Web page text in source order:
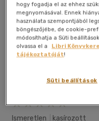
Kívánságlistához adom
Ismeretlen kasírozott
hogy fogadja el az ehhez
megnyomásával. Ennek
használata szempontjából
böngészőjébe, de cookie-
módosíthatja a Süti
olvassa el a
Libri
tájékoztatóját!
Süti beállítások